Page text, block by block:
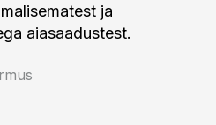
ja
aiasaadustest.